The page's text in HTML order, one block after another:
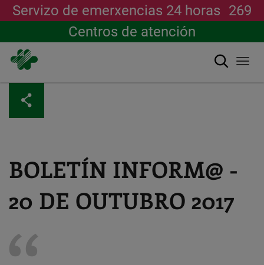
contido
principal
Servizo de emerxencias 24 horas 269
Centros de atención
Buscar
BOLETÍN INFORM@ -
20 DE OUTUBRO 2017